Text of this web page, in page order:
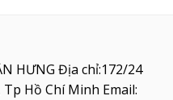
HƯNG Địa chỉ:172/24
Hồ Chí Minh Email: